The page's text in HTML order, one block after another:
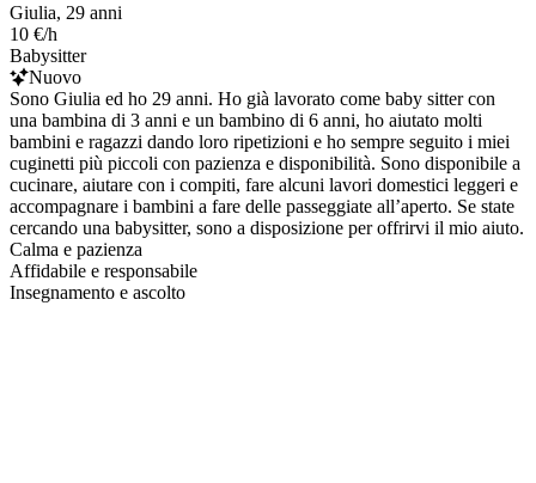
Giulia, 29 anni
10 €/h
Babysitter
Nuovo
Sono Giulia ed ho 29 anni. Ho già lavorato come baby sitter con
una bambina di 3 anni e un bambino di 6 anni, ho aiutato molti
bambini e ragazzi dando loro ripetizioni e ho sempre seguito i miei
cuginetti più piccoli con pazienza e disponibilità. Sono disponibile a
cucinare, aiutare con i compiti, fare alcuni lavori domestici leggeri e
accompagnare i bambini a fare delle passeggiate all’aperto. Se state
cercando una babysitter, sono a disposizione per offrirvi il mio aiuto.
Calma e pazienza
Affidabile e responsabile
Insegnamento e ascolto